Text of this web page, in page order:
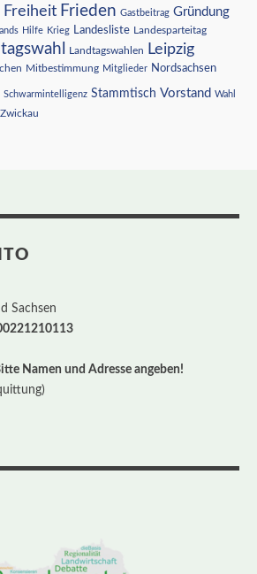
Freiheit Frieden Gastbeitrag Gründung
Hilfe Krieg Landesliste Landesparteitag
Landtagswahlen Leipzig
Mitbestimmung Mitglieder Nordsachsen
Schwarmintelligenz Stammtisch Vorstand Wahl
Zwickau
Sachsen
Namen und Adresse angeben!